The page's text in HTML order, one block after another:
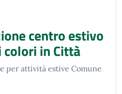
centro estivo
colori in Città
per attività estive Comune